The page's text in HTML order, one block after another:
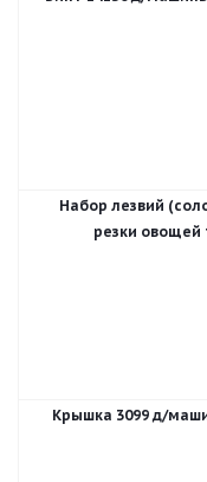
Набор лезвий
резки овощей
Крышка 3099 д/